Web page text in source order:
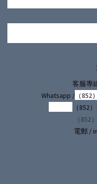
客服專
Whatsapp /（852
（852
（852）
電郵 /